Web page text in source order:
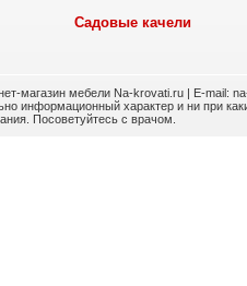
Садовые качели
магазин мебели Na-krovati.ru | E-mail:
информационный характер и ни при
Посоветуйтесь с врачом.